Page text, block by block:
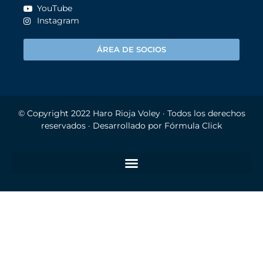
YouTube
Instagram
ÁREA DE SOCIOS
© Copyright 2022 Haro Rioja Voley· Todos los derechos
reservados · Desarrollado por Fórmula Click